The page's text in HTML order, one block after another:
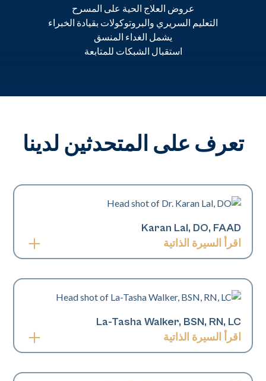
عروض العلاج الحية على المسرح
التعليم السريري والبروتوكولات بقيادة الخبراء
يشمل الغداء المنسق
استقبال الشبكات للمتابعة
تعرف على المتحدثين لدينا
Karan Lal, DO, FAAD
اقرأ السيرة الذاتية
الأطفال وحاصل على شهادة البورد وحاصل على الزمالة
في طب الأمراض الجلدية. يتخصص الدكتور لال في
حشو الأنسجة الرخوة، ونحت الجسم، وجراحة زرع الخلايا
الكيراتينية الميلانينية للبهاق ونقص التصبغ، والتشوهات
الصبغية للجلد، ويستمتع بعلاج المرضى منذ الولادة
La-Tasha Walker, BSN, RN, LC
اقرأ السيرة الذاتية
وأخصائية ليزر مرخصة متخصصة في علاجات البشرة